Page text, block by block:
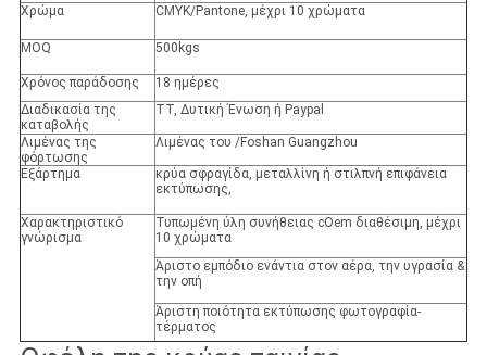
Χρώμα
CMYK/Pantone, μέχρι 10 χρώματα
MOQ 500kgs
Χρόνος παράδοσης
18 ημέρες
Διαδικασία της
καταβολής
TT, Δυτική Ένωση ή Paypal
Λιμένας της
φόρτωσης
Λιμένας του /Foshan Guangzhou
Εξάρτημα
κρύα σφραγίδα, μεταλλίνη ή στιλπνή επιφάνεια
εκτύπωσης,
Χαρακτηριστικό
γνώρισμα
Τυπωμένη ύλη συνήθειας cOem διαθέσιμη, μέχρι
10 χρώματα
Άριστο εμπόδιο ενάντια στον αέρα, την υγρασία &
την οπή
Άριστη ποιότητα εκτύπωσης φωτογραφία-
τέρματος